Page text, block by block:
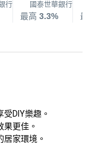
行 國泰世華銀行
最高 3.3% 最
DIY樂趣。
更佳。
家環境。